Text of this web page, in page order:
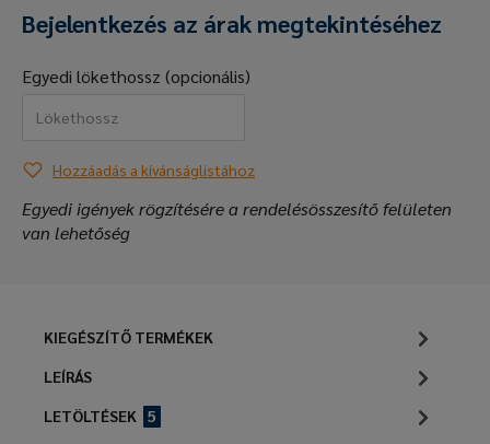
Bejelentkezés az árak megtekintéséhez
Egyedi lökethossz (opcionális)
Hozzáadás a kívánságlistához
Egyedi igények rögzítésére a rendelésösszesítő felületen
van lehetőség
KIEGÉSZÍTŐ TERMÉKEK
LEÍRÁS
LETÖLTÉSEK
5